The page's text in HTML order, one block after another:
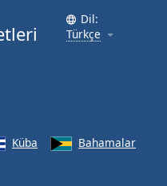
Dil:
Türkçe
Küba
Bahamalar